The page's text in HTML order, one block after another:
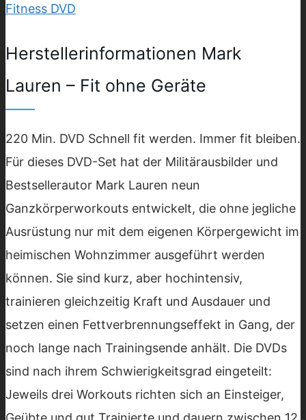
Fitness DVD
Herstellerinformationen Mark
Lauren – Fit ohne Geräte
220 Min. DVD Schnell fit werden. Immer fit bleiben.
Für dieses DVD-Set hat der Militärausbilder und
Bestsellerautor Mark Lauren neun
Ganzkörperworkouts entwickelt, die ohne jegliche
Ausrüstung nur mit dem eigenen Körpergewicht im
heimischen Wohnzimmer ausgeführt werden
können. Sie sind kurz, aber hochintensiv,
trainieren gleichzeitig Kraft und Ausdauer und
setzen einen Fettverbrennungseffekt in Gang, der
noch lange nach Trainingsende anhält. Die DVDs
sind nach ihrem Schwierigkeitsgrad eingeteilt:
Jeweils drei Workouts richten sich an Einsteiger,